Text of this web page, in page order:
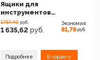
Ящики для
инструментов
Milwaukee Packout
Toolbox Set 4932464244
1717.40 руб.
1 635,62 руб.
Экономия
81,78 руб.
Подробнее В корзину